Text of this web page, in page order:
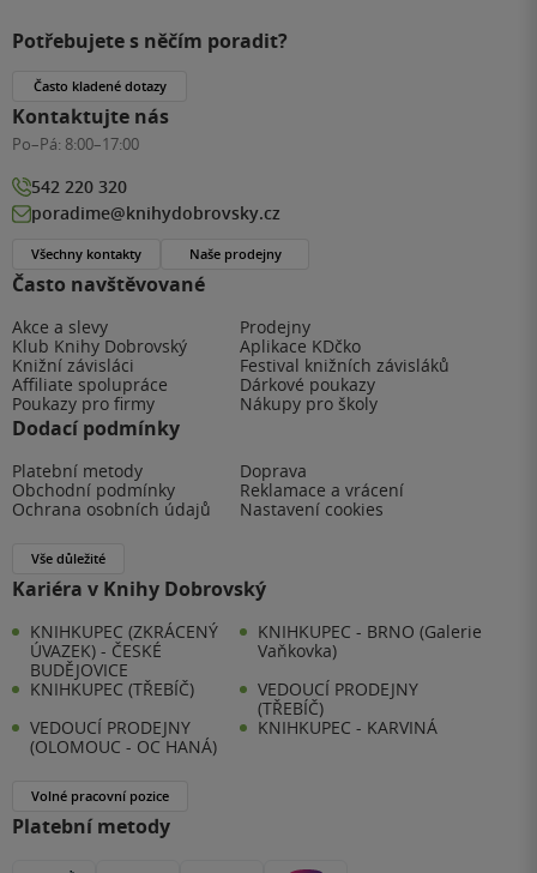
Často navštěvované
Akce a slevy
Prodejny
Klub Knihy Dobrovský
Aplikace KDčko
Knižní závisláci
Festival knižních závisláků
Affiliate spolupráce
Dárkové poukazy
Poukazy pro firmy
Nákupy pro školy
Dodací podmínky
Platební metody
Doprava
Obchodní podmínky
Reklamace a vrácení
Ochrana osobních údajů
Nastavení cookies
Vše důležité
Kariéra v Knihy Dobrovský
KNIHKUPEC (ZKRÁCENÝ
ÚVAZEK) - ČESKÉ
BUDĚJOVICE
KNIHKUPEC - BRNO (Galerie
Vaňkovka)
KNIHKUPEC (TŘEBÍČ)
VEDOUCÍ PRODEJNY
(TŘEBÍČ)
VEDOUCÍ PRODEJNY
(OLOMOUC - OC HANÁ)
KNIHKUPEC - KARVINÁ
Volné pracovní pozice
Platební metody
Potřebujete s něčím poradit?
Často kladené dotazy
Kontaktujte nás
Po–Pá: 8:00–17:00
542 220 320
poradime@knihydobrovsky.cz
Všechny kontakty Naše prodejny